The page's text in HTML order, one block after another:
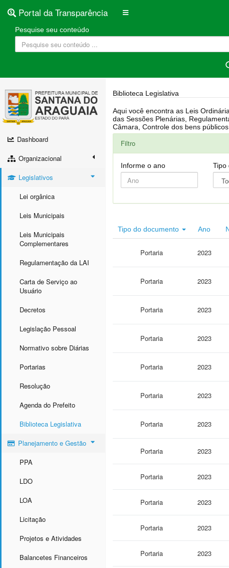
Portal da Transparência
Pesquise seu conteúdo
Dashboard
Organizacional
Legislativos
Lei orgânica
Leis Municipais
Leis Municipais
Complementares
Regulamentação da LAI
Carta de Serviço ao
Usuário
Decretos
Legislação Pessoal
Normativo sobre Diárias
Portarias
Resolução
Agenda do Prefeito
Biblioteca Legislativa
Planejamento e Gestão
PPA
LDO
LOA
Licitação
Projetos e Atividades
Balancetes Financeiros
Biblioteca Legislativa
Aqui você encontra as Leis Ordinárias, Leis Complementares, Portarias, Decretos, Atas, PPA, LDO, LOA, RREO, Resoluções, RGF, Lei
das Sessões Plenárias, Regulamentação da LAI, Atos de Julgamento do Governo, Agenda Externa do presidente, Relatório do Controle Interno, Projetos em tramitação na
Filtro
Informe o ano Tipo
Tipo do documento Ano
Portaria 2023
Portaria 2023
Portaria 2023
Portaria 2023
Portaria 2023
Portaria 2023
Portaria 2023
Portaria 2023
Portaria 2023
Portaria 2023
Portaria 2023
Portaria 2023